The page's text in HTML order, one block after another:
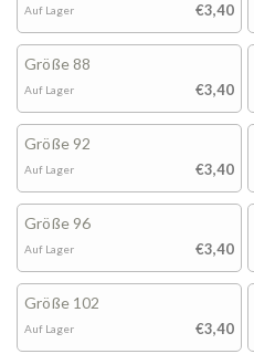
€3,40
Auf Lager
Größe 88
€3,40
Auf Lager
Größe 92
€3,40
Auf Lager
Größe 96
€3,40
Auf Lager
Größe 102
€3,40
Auf Lager